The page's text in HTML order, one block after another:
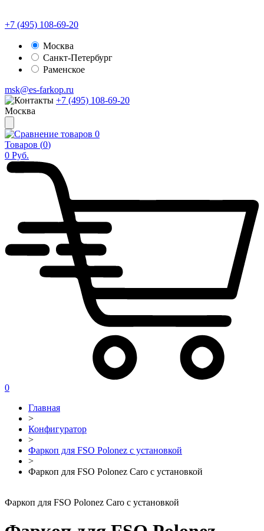
+7 (495) 108-69-20
Москва
Санкт-Петербург
Раменское
msk@es-farkop.ru
+7 (495) 108-69-20
Москва
0
Товаров (0)
0 Руб.
0
Главная
>
Конфигуратор
>
Фаркоп для FSO Polonez с установкой
>
Фаркоп для FSO Polonez Caro с установкой
Фаркоп для FSO Polonez Caro с установкой